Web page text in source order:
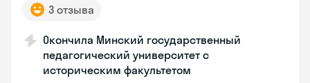
3 отзыва
Окончила Минский государственный
педагогический университет с
историческим факультетом